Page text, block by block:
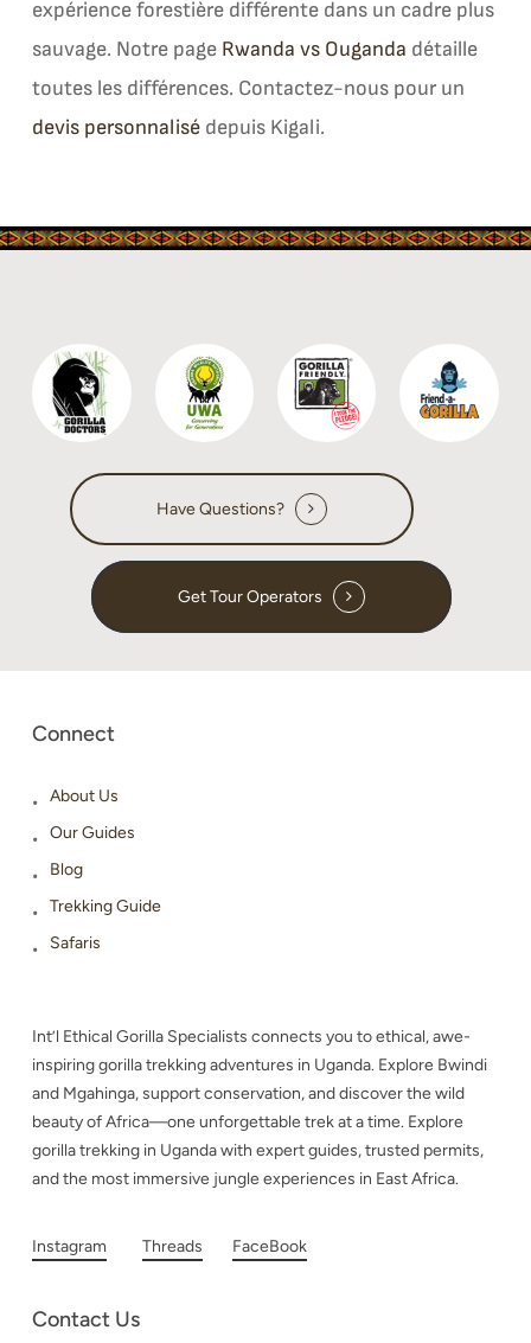
expérience forestière différente dans un cadre plus
sauvage. Notre page Rwanda vs Ouganda détaille
toutes les différences. Contactez-nous pour un
devis personnalisédepuis Kigali.
Have Questions?
Get Tour Operators
Connect
About Us
Our Guides
Blog
Trekking Guide
Safaris
Int’l Ethical Gorilla Specialists connects you to ethical, awe-
inspiring gorilla trekking adventures in Uganda. Explore Bwindi
and Mgahinga, support conservation, and discover the wild
beauty of Africa—one unforgettable trek at a time. Explore
gorilla trekking in Uganda with expert guides, trusted permits,
and the most immersive jungle experiences in East Africa.
Instagram Threads FaceBook
Contact Us